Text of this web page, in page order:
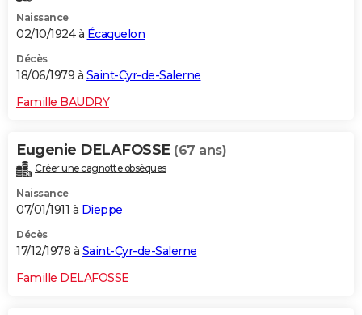
Naissance
02/10/1924 à Écaquelon
Décès
18/06/1979 à Saint-Cyr-de-Salerne
Famille BAUDRY
Eugenie DELAFOSSE (67 ans)
Créer une cagnotte obsèques
Naissance
07/01/1911 à Dieppe
Décès
17/12/1978 à Saint-Cyr-de-Salerne
Famille DELAFOSSE